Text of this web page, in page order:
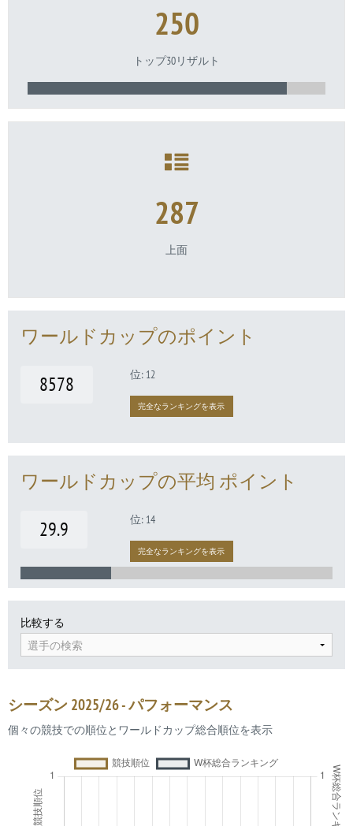
250
トップ30リザルト
287
上面
ワールドカップのポイント
8578
位: 12
完全なランキングを表示
ワールドカップの平均 ポイント
29.9
位: 14
完全なランキングを表示
比較する
選手の検索
シーズン 2025/26 - パフォーマンス
個々の競技での順位とワールドカップ総合順位を表示